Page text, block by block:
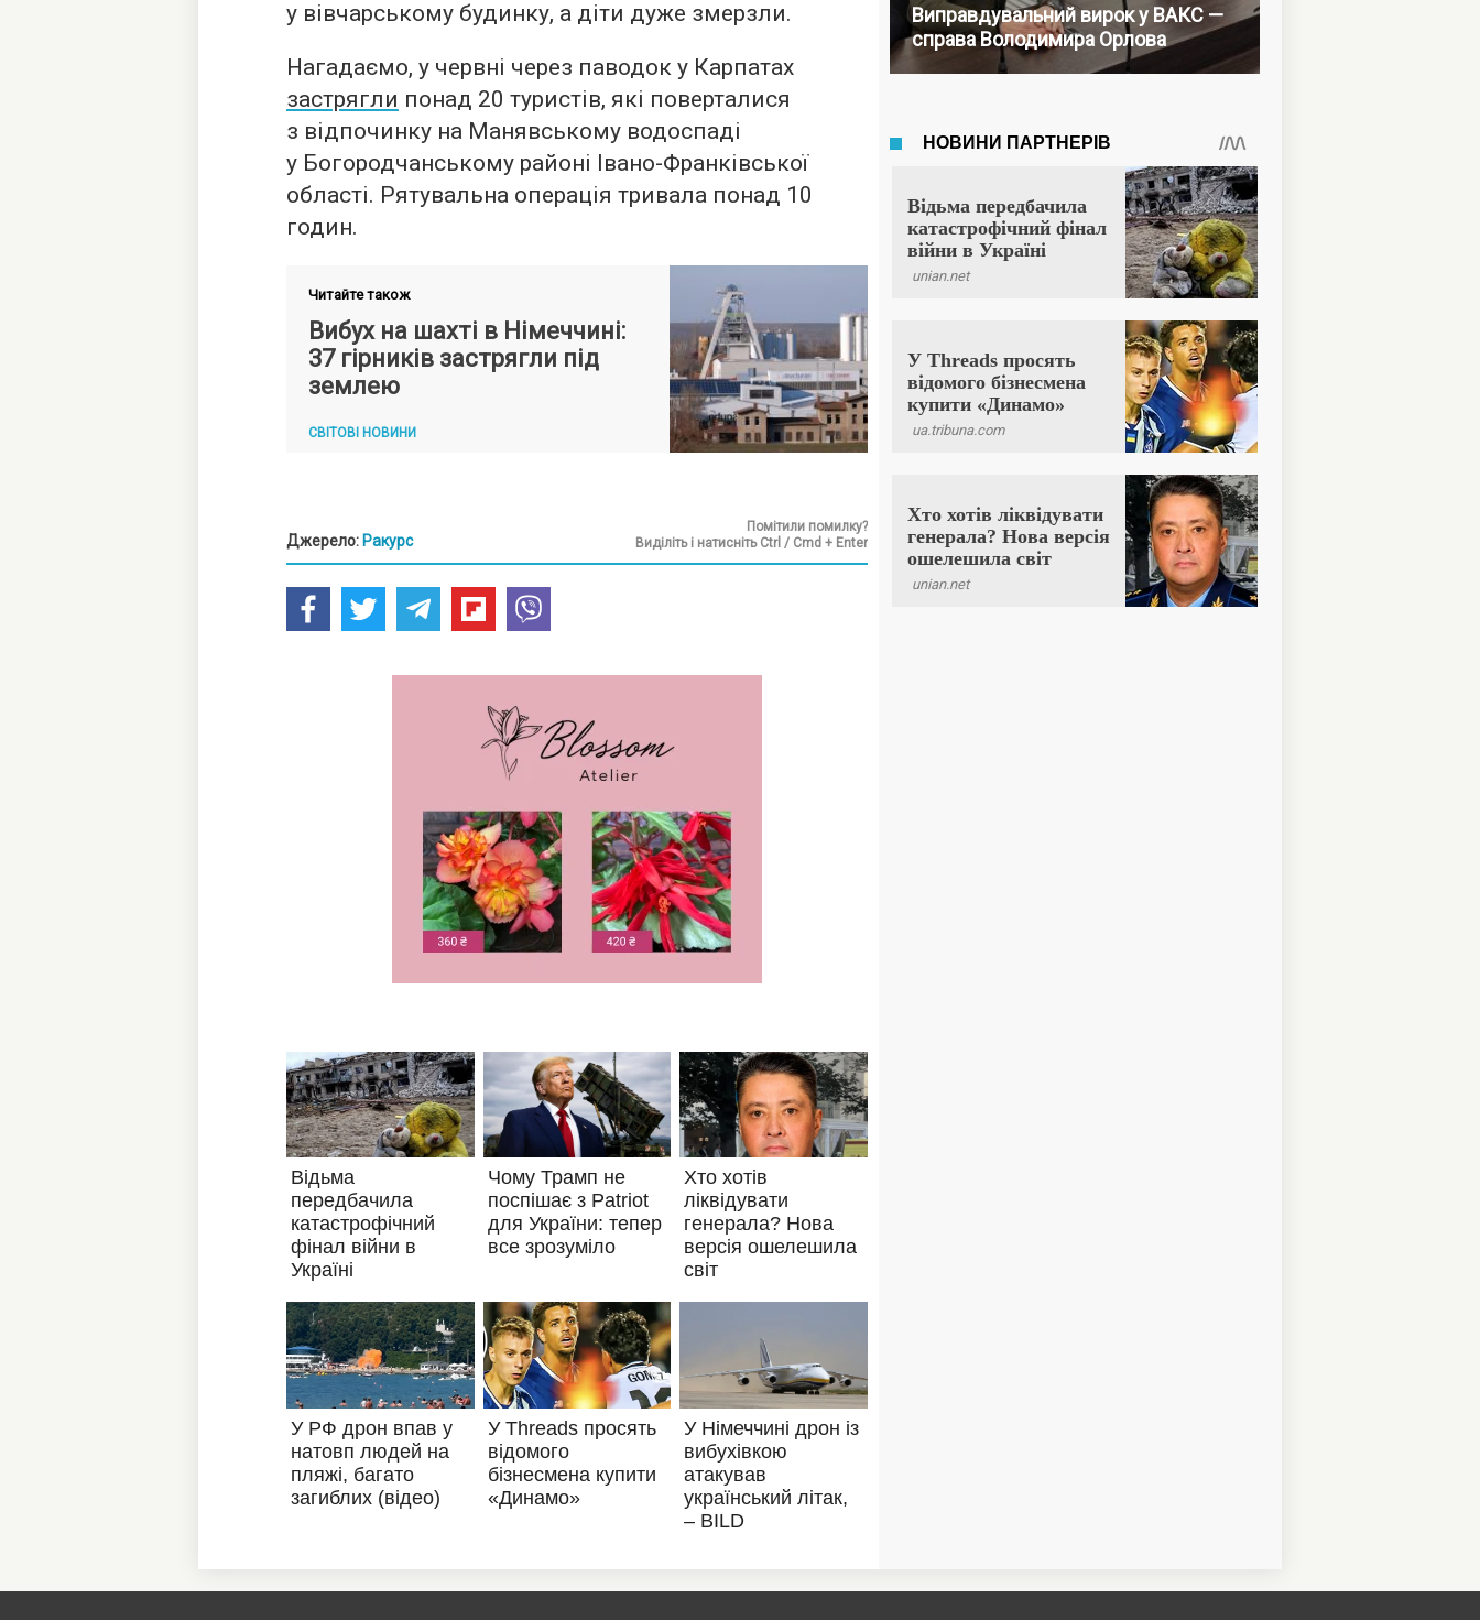
у вівчарському будинку, а діти дуже змерзли.
Нагадаємо, у червні через паводок у Карпатах
застрягли понад 20 туристів, які поверталися
з відпочинку на Манявському водоспаді
у Богородчанському районі Івано-Франківської
області. Рятувальна операція тривала понад 10
годин.
Читайте також
Вибух на шахті в Німеччині:
37 гірників застрягли під
землею
СВІТОВІ НОВИНИ
Джерело: Ракурс
Помітили помилку?
Виділіть і натисніть Ctrl / Cmd + Enter
Виправдувальний вирок у ВАКС —
справа Володимира Орлова